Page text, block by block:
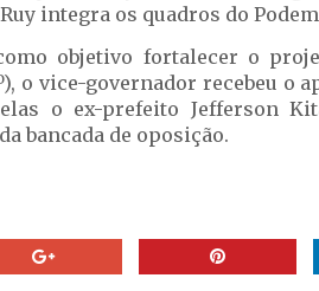
integra os quadros do
objetivo fortalecer o
o vice-governador recebeu o
o ex-prefeito Jefferson
bancada de oposição.